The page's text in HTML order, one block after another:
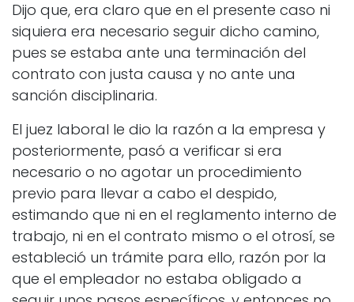
Dijo que, era claro que en el presente caso ni
siquiera era necesario seguir dicho camino,
pues se estaba ante una terminación del
contrato con justa causa y no ante una
sanción disciplinaria.
El juez laboral le dio la razón a la empresa y
posteriormente, pasó a verificar si era
necesario o no agotar un procedimiento
previo para llevar a cabo el despido,
estimando que ni en el reglamento interno de
trabajo, ni en el contrato mismo o el otrosí, se
estableció un trámite para ello, razón por la
que el empleador no estaba obligado a